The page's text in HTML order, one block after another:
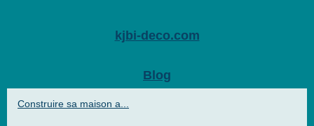
kjbi-deco.com
Blog
Construire sa maison a...